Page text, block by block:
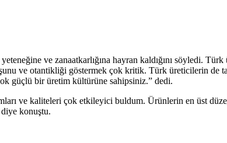
ve zanaatkarlığına hayran kaldığını söyledi.
ve otantikliği göstermek çok kritik. Türk üreticilerin de
güçlü bir üretim kültürüne sahipsiniz.” dedi.
ve kaliteleri çok etkileyici buldum. Ürünlerin en üst
konuştu.